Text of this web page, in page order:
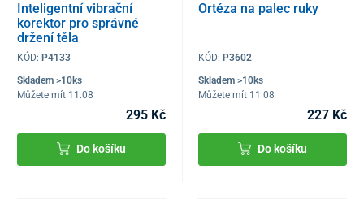
Inteligentní vibrační
korektor pro správné
držení těla
KÓD: P4133
Skladem >10ks
Můžete mít 11.08
295 Kč
Do košíku
Ortéza na palec ruky
KÓD:P3602
Skladem >10ks
Můžete mít 11.08
227 Kč
Do košíku